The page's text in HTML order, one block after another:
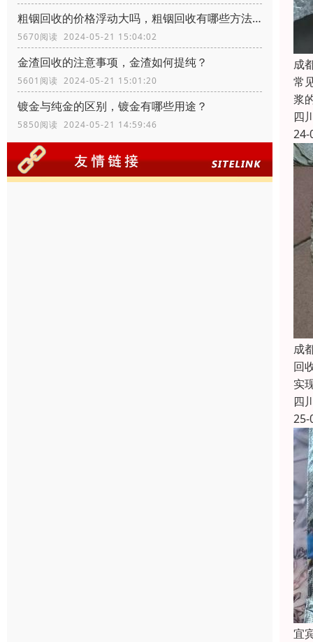
粗铟回收的价格浮动大吗，粗铟回收有哪些方法？
5670阅读 2024-05-21 15:04:02
金渣回收的注意事项，金渣如何提纯？
5601阅读 2024-05-21 15:01:20
镀金与纯金的区别，镀金有哪些用途？
5850阅读 2024-05-21 14:59:46
成
常
浆
四
24-
成
回
实
四
25-
宜